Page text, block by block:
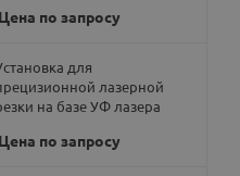
Цена по запросу
для
лазерной
на базе УФ лазера
Цена по запросу